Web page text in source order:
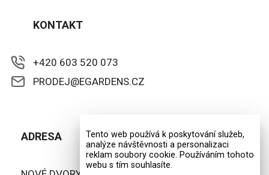
KONTAKT
+420 603 520 073
PRODEJ@EGARDENS.CZ
ADRESA
Tento web používá k poskytování služeb,
analýze návštěvnosti a personalizaci
reklam soubory cookie. Používáním tohoto
webu s tím souhlasíte.